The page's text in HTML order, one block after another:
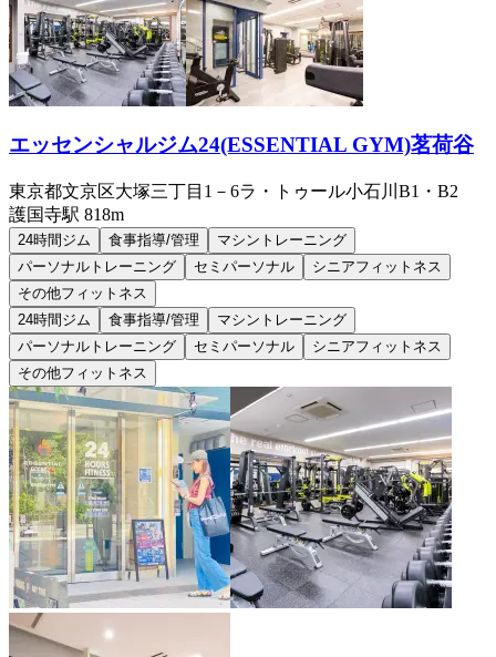
エッセンシャルジム24(ESSENTIAL GYM)茗荷谷
東京都文京区大塚三丁目1－6ラ・トゥール小石川B1・B2
護国寺駅 818m
24時間ジム 食事指導/管理
マシントレーニング
パーソナルトレーニング
セミパーソナル
シニアフィットネス
その他フィットネス
24時間ジム
食事指導/管理
マシントレーニング
パーソナルトレーニング
セミパーソナル
シニアフィットネス
その他フィットネス